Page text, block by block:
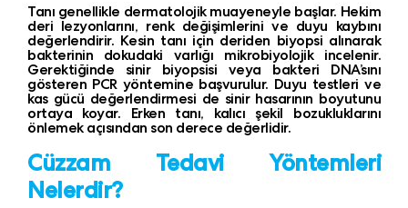
Tanı genellikle dermatolojik muayeneyle başlar. Hekim
deri lezyonlarını, renk değişimlerini ve duyu kaybını
değerlendirir. Kesin tanı için deriden biyopsi alınarak
bakterinin dokudaki varlığı mikrobiyolojik incelenir.
Gerektiğinde sinir biyopsisi veya bakteri DNA’sını
gösteren PCR yöntemine başvurulur. Duyu testleri ve
kas gücü değerlendirmesi de sinir hasarının boyutunu
ortaya koyar. Erken tanı, kalıcı şekil bozukluklarını
önlemek açısından son derece değerlidir.
Cüzzam Tedavi Yöntemleri
Nelerdir?